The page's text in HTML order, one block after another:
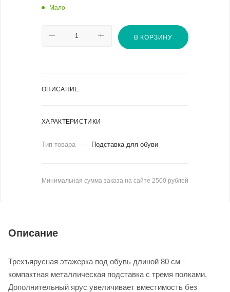
Мало
В КОРЗИНУ
ОПИСАНИЕ
ХАРАКТЕРИСТИКИ
Тип товара — Подставка для обуви
Минимальная сумма заказа на сайте 2500 рублей
Описание
Трехъярусная этажерка под обувь длиной 80 см –
компактная металлическая подставка с тремя полками.
Дополнительный ярус увеличивает вместимость без